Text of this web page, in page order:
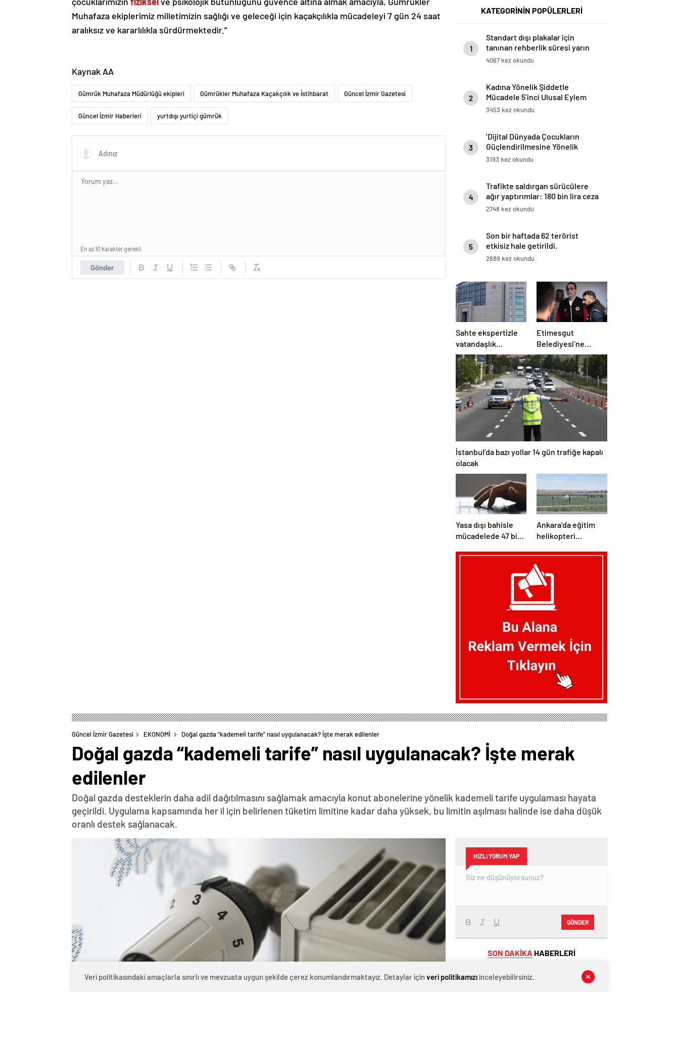
Muhafaza ekiplerimiz milletimizin sağlığı ve geleceği için kaçakçılıkla mücadeleyi 7 gün 24 saat
aralıksız ve kararlılıkla sürdürmektedir.”
Kaynak AA
Gümrük Muhafaza Müdürlüğü ekipleri Gümrükler Muhafaza Kaçakçılık ve İstihbarat Güncel İzmir Gazetesi
Güncel İzmir Haberleri yurtdışı yurtiçi gümrük
Gönder
En az 10 karakter gerekli
KATEGORİNİN POPÜLERLERİ
1
Standart dışı plakalar için
tanınan rehberlik süresi yarın
sona eriyor
4067 kez okundu
2
Kadına Yönelik Şiddetle
Mücadele 5’inci Ulusal Eylem
Planı, 25 Kasım’da açıklanacak
3453 kez okundu
3
‘Dijital Dünyada Çocukların
Güçlendirilmesine Yönelik
Eylem Planı’ Resmi Gazete’de
3193 kez okundu
4
Trafikte saldırgan sürücülere
ağır yaptırımlar: 180 bin lira ceza
yolda
2748 kez okundu
5
Son bir haftada 62 terörist
etkisiz hale getirildi.
2689 kez okundu
Sahte ekspertizle
vatandaşlık
sağlayan şebekeye
dev operasyon
Etimesgut
Belediyesi’ne
yolsuzluk
soruşturması: 44
şüpheli
mahkemeye sevk
edildi
İstanbul’da bazı yollar 14 gün trafiğe kapalı
olacak
Yasa dışı bahisle
mücadelede 47 bini
engeli
Ankara’da eğitim
helikopteri
kaybı
Güncel İzmir Gazetesi EKONOMİ Doğal gazda “kademeli tarife” nasıl uygulanacak? İşte merak edilenler
Doğal gazda “kademeli tarife” nasıl uygulanacak? İşte merak
edilenler
Doğal gazda desteklerin daha adil dağıtılmasını sağlamak amacıyla konut abonelerine yönelik kademeli tarife uygulaması hayata
geçirildi. Uygulama kapsamında her il için belirlenen tüketim limitine kadar daha yüksek, bu limitin aşılması halinde ise daha düşük
oranlı destek sağlanacak.
HIZLI YORUM YAP
GÖNDER
SON DAKİKA HABERLERİ
GÜNCEL 07 Ağustos 2026
Veri politikasındaki amaçlarla sınırlı ve mevzuata uygun şekilde çerez konumlandırmaktayız. Detaylar için veri politikamızıinceleyebilirsiniz.